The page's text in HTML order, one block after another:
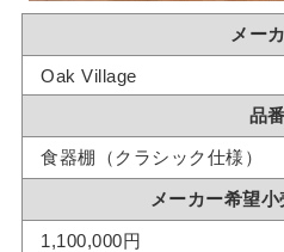
メー
Oak Village
品番
食器棚（クラシック仕様）
メーカー希望
1,100,000円